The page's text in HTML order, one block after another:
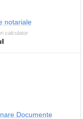
notariale
calculator
Documente